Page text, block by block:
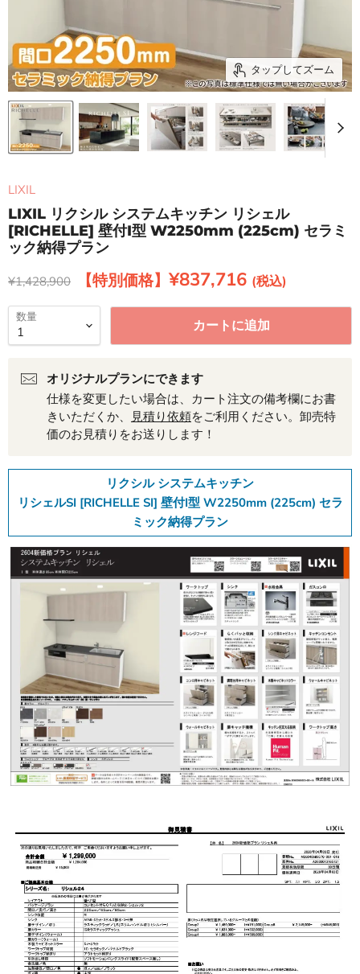
タップしてズーム
LIXIL
LIXIL リクシル システムキッチン リシェル
[RICHELLE] 壁付I型 W2250mm (225cm) セラミ
ック納得プラン
元の価格
¥1,428,900 現在の価格
¥837,716
数量 カートに追加
オリジナルプランにできます
仕様を変更したい場合は、カート注文の備考欄にお書
きいただくか、 見積り依頼をご利用ください。卸売特
価のお見積りをお送りします！
リクシル システムキッチン
リシェルSI [RICHELLE SI] 壁付I型 W2250mm (225cm) セラ
ミック納得プラン